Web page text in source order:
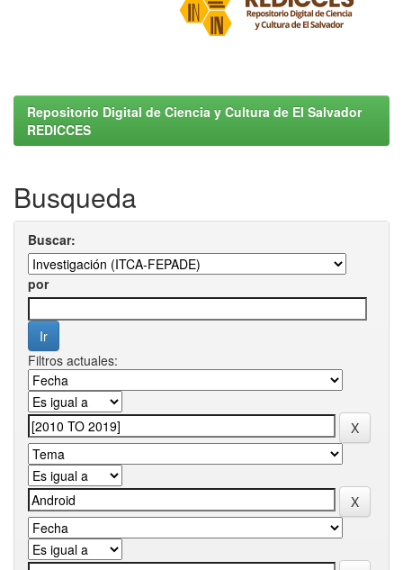
Repositorio Digital de Ciencia y Cultura de El Salvador
REDICCES
Busqueda
Buscar:
por
Filtros actuales: